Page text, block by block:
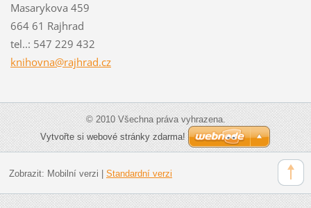
Masarykova 459
664 61 Rajhrad
tel..: 547 229 432
knihovna@rajhrad.cz
© 2010 Všechna práva vyhrazena.
Vytvořte si webové stránky zdarma!
Zobrazit: Mobilní verzi Standardní verzi